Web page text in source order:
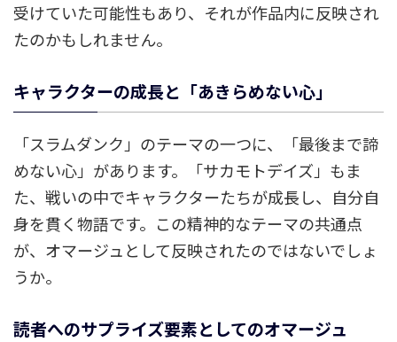
受けていた可能性もあり、それが作品内に反映され
たのかもしれません。
キャラクターの成長と「あきらめない心」
「スラムダンク」のテーマの一つに、「最後まで諦
めない心」があります。「サカモトデイズ」もま
た、戦いの中でキャラクターたちが成長し、自分自
身を貫く物語です。この精神的なテーマの共通点
が、オマージュとして反映されたのではないでしょ
うか。
読者へのサプライズ要素としてのオマージュ